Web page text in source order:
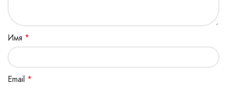
Имя *
Email *